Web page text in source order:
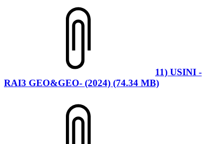
11) USINI -
RAI3 GEO&GEO- (2024) (74.34 MB)